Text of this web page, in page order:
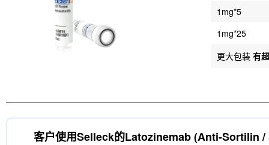
1mg*5
1mg*25
更大包装 有
客户使用Selleck的Latozinemab (Anti-Sortilin /